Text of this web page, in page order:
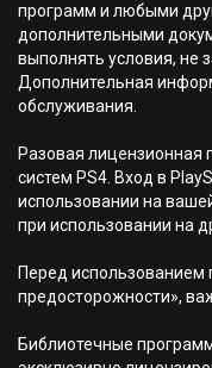
программ и любыми
дополнительными
выполнять условия, не
Дополнительная
обслуживания.
Разовая лицензионная
систем PS4. Вход в
использовании на
при использовании на
Перед использованием
предосторожности»,
Библиотечные